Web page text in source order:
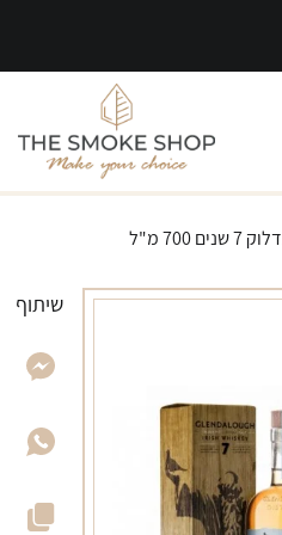
700 מ"ל
שיתוף